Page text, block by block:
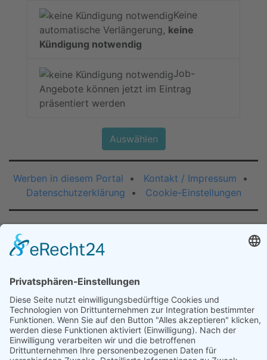
Keine
automatische Verlängerung, keine
Kündigung notwendig
Job-
Angebote können jetzt im Eintrag
präsentiert werden
Auswählen
Werben in diesem Portal • Kontakt / Impressum •
Datenschutzerklärung • Cookie-Einstellungen
Eine Auswahl unserer Projekte:
❮
Internet-Service
Ralf Brauer
WirtschaftsNetz-
Deutschland
❯